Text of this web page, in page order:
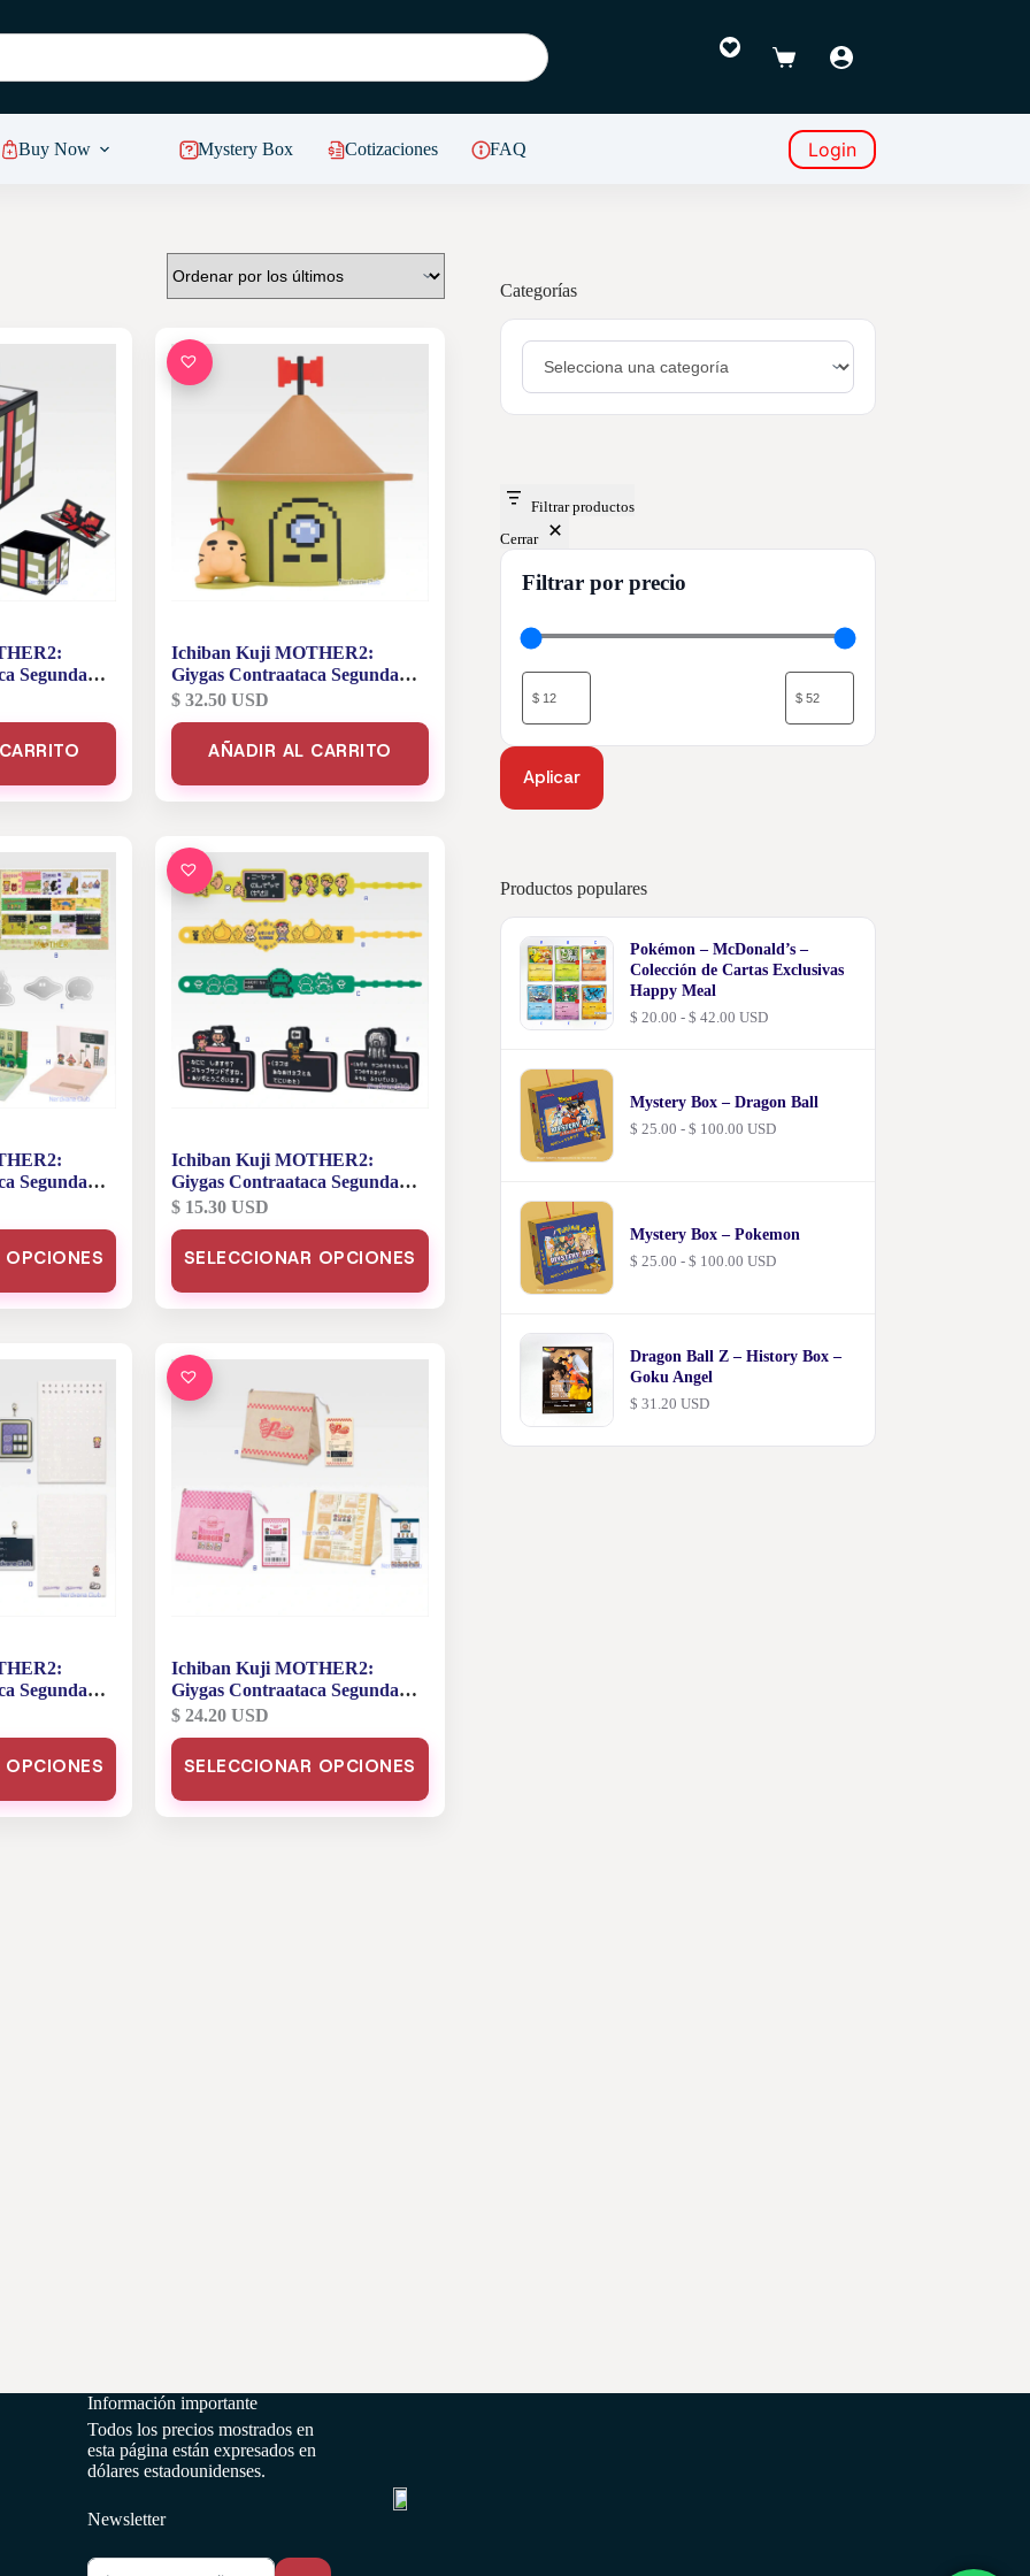
Favoritos
Carro
Buy Now Mystery Box Cotizaciones FAQ Login
Segunda
Caja de
Ichiban Kuji MOTHER2:
Giygas Contraataca Segunda
Edición – Premio A Luz de
Habitación de Mr. Saturn
$ 32.50 USD
AÑADIR AL CARRITO
Segunda
Papelería
OPCIONES
Ichiban Kuji MOTHER2:
Giygas Contraataca Segunda
Edición – Premio G Artículos de
Goma Útiles
$ 15.30 USD
SELECCIONAR OPCIONES
Este
producto
tiene
múltiples
opciones
se
pueden
página
de
producto
Segunda
Marcador
OPCIONES
Ichiban Kuji MOTHER2:
Giygas Contraataca Segunda
Edición – Premio D Lunch Bag
de la Tienda
$ 24.20 USD
SELECCIONAR OPCIONES
Este
producto
tiene
múltiples
Categorías
Filtrar productos
Cerrar
Filtrar por precio
Aplicar
Productos populares
Pokémon – McDonald’s –
Colección de Cartas Exclusivas
Happy Meal
$ 20.00 - $ 42.00 Rango
hasta
$ 42.00
USD
Mystery Box – Dragon Ball
$ 25.00 - $ 100.00 Rango
$ 100.00
USD
Mystery Box – Pokemon
$ 25.00 - $ 100.00 Rango
hasta
$ 100.00
USD
Dragon Ball Z – History Box –
Goku Angel
$ 31.20 USD
Información importante
Todos los precios mostrados en
esta página están expresados en
dólares estadounidenses.
Newsletter